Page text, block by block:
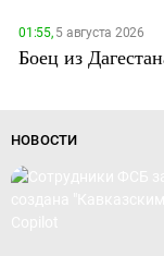
01:55,5 августа 2026
Боец из
НОВОСТИ